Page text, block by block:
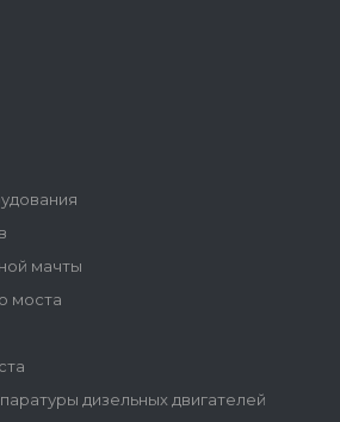
мачты
моста
дизельных двигателей